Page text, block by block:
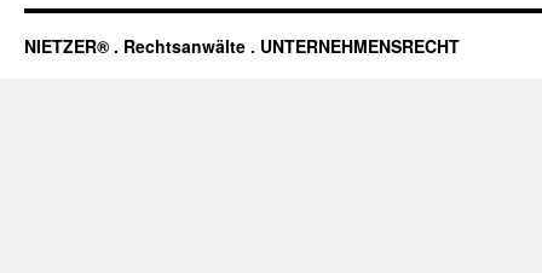
NIETZER® . Rechtsanwälte . UNTERNEHMENSRECHT